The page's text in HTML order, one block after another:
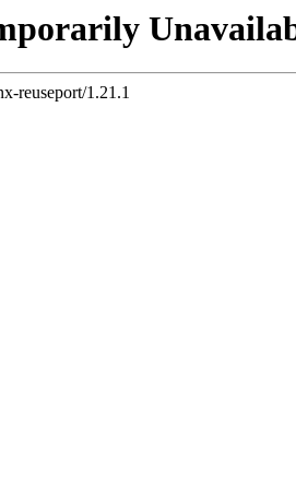
reuseport/1.21.1